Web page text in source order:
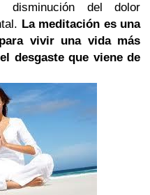
disminución del dolor
La meditación es una
vivir una vida más
desgaste que viene de